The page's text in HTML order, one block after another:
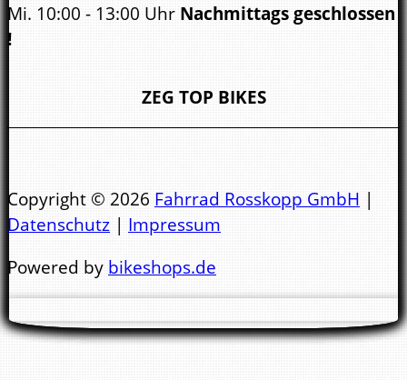
Mi. 10:00 - 13:00 Uhr Nachmittags geschlossen
!
Sa.10:00 - 14.00 Uhr
Mi. 9:00 - 13:00 UhrNachmittags geschlossen !
Do. - Fr. 9:00 - 13:00 Uhr & 14:00 - 18:00 Uhr
ZEG TOP BIKES
Copyright © 2026 Fahrrad Rosskopp GmbH |
Datenschutz | Impressum
Powered by bikeshops.de